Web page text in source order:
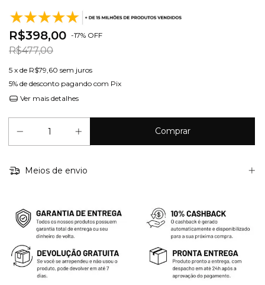
R$398,00 -17% OFF
R$477,00
5 x de R$79,60 sem juros
5% de desconto pagando com Pix
Ver mais detalhes
Meios de envio